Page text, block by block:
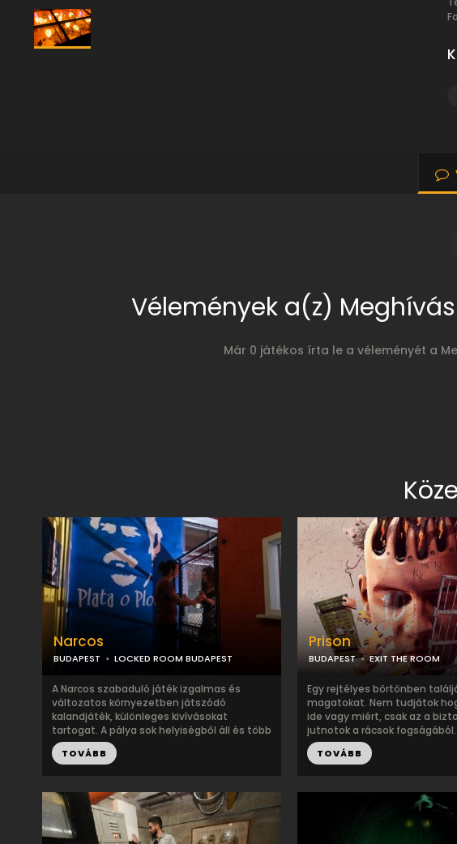
Vélemények a(z)
Már 0 játékos írta le a véleményét a
Narcos
BUDAPEST LOCKED ROOM BUDAPEST
A Narcos szabaduló játék izgalmas és
változatos környezetben játszódó
kalandjáték, különleges kivívásokat
tartogat. A pálya sok helyiségből áll és több
...
TOVÁBB
Prison
BUDAPEST EXIT THE ROOM
Egy rejtélyes börtönben
magatokat. Nem tudjátok
ide vagy miért, csak az a
jutnotok a rácsok fogságából.
TOVÁBB